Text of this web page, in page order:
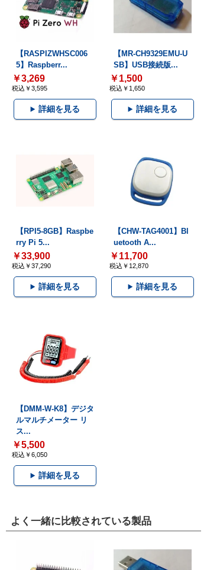
【RASPIZWHSC006
5】Raspberr...
￥3,269
税込￥3,595
詳細を見る
【MR-CH9329EMU-U
SB】USB接続版...
￥1,500
税込￥1,650
詳細を見る
【RPI5-8GB】Raspbe
rry Pi 5...
￥33,900
税込￥37,290
詳細を見る
【CHW-TAG4001】Bl
uetooth A...
￥11,700
税込￥12,870
詳細を見る
【DMM-W-K8】デジタ
ルマルチメーター リ
ス...
￥5,500
税込￥6,050
詳細を見る
よく一緒に比較されている製品